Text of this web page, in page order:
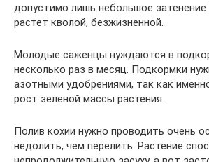
допустимо лишь небольшое затенение.
растет кволой, безжизненной.
Молодые саженцы нуждаются в
несколько раз в месяц. Подкормки
азотными удобрениями, так как
рост зеленой массы растения.
Полив кохии нужно проводить очень
недолить, чем перелить. Растение